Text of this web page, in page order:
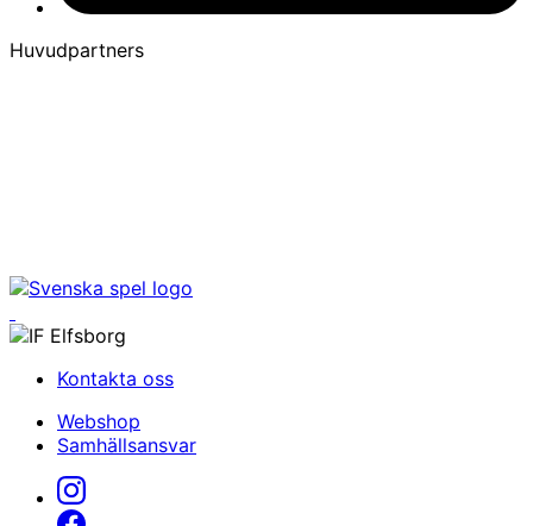
Huvudpartners
Kontakta oss
Webshop
Samhällsansvar